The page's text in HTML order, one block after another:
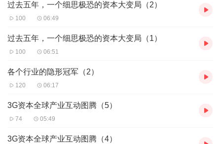
过去五年，一个细思极恐的资本大变局（2）
100 06:49
过去五年，一个细思极恐的资本大变局（1）
100 06:51
各个行业的隐形冠军（2）
120 06:17
3G资本全球产业互动图腾（5）
74 05:49
3G资本全球产业互动图腾（4）